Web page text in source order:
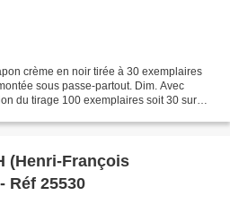
crème en noir tirée à 30 exemplaires
sous passe-partout. Dim. Avec
du tirage 100 exemplaires soit 30 sur
(Henri-François
Réf 25530